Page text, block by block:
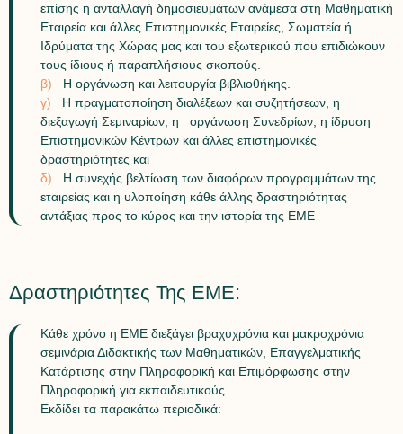
επίσης η ανταλλαγή δημοσιευμάτων ανάμεσα στη Μαθηματική
Εταιρεία και άλλες Επιστημονικές Εταιρείες, Σωματεία ή
Ιδρύματα της Χώρας μας και του εξωτερικού που επιδιώκουν
τους ίδιους ή παραπλήσιους σκοπούς.
β) Η οργάνωση και λειτουργία βιβλιοθήκης.
γ) Η πραγματοποίηση διαλέξεων και συζητήσεων, η
διεξαγωγή Σεμιναρίων, η οργάνωση Συνεδρίων, η ίδρυση
Επιστημονικών Κέντρων και άλλες επιστημονικές
δραστηριότητες και
δ) Η συνεχής βελτίωση των διαφόρων προγραμμάτων της
εταιρείας και η υλοποίηση κάθε άλλης δραστηριότητας
αντάξιας προς το κύρος και την ιστορία της ΕΜΕ
Δραστηριότητες Της ΕΜΕ:
Κάθε χρόνο η ΕΜΕ διεξάγει βραχυχρόνια και μακροχρόνια
σεμινάρια Διδακτικής των Μαθηματικών, Επαγγελματικής
Κατάρτισης στην Πληροφορική και Επιμόρφωσης στην
Πληροφορική για εκπαιδευτικούς.
Εκδίδει τα παρακάτω περιοδικά: